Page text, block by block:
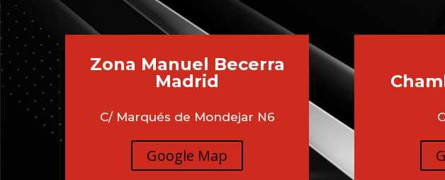
Zona Manuel Becerra
Madrid
C/ Marqués de Mondejar N6
Google Map